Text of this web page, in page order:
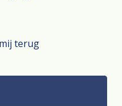
terug